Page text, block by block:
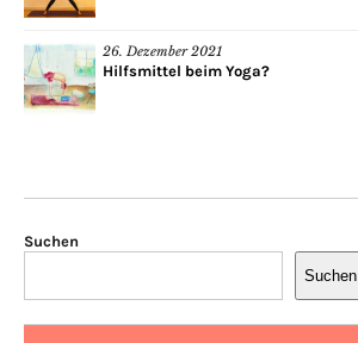
26. Dezember 2021
Hilfsmittel beim Yoga?
Suchen
Suchen